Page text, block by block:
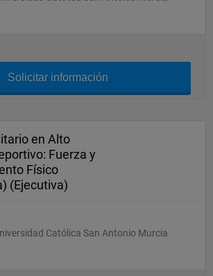
Solicitar información
en Alto
Fuerza y
Físico
(Ejecutiva)
Católica San Antonio Murcia